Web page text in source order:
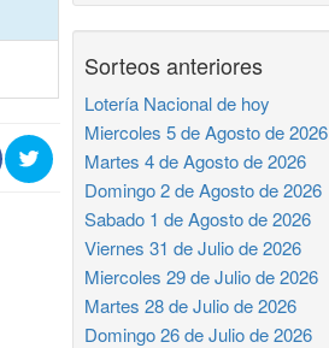
Sorteos anteriores
Lotería Nacional de hoy
Miercoles 5 de Agosto de 2026
Martes 4 de Agosto de 2026
Domingo 2 de Agosto de 2026
Sabado 1 de Agosto de 2026
Viernes 31 de Julio de 2026
Miercoles 29 de Julio de 2026
Martes 28 de Julio de 2026
Domingo 26 de Julio de 2026